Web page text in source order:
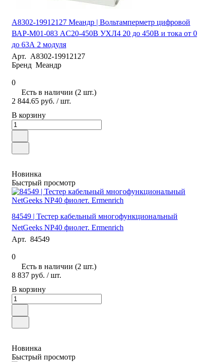
A8302-19912127 Меандр | Вольтамперметр цифровой
ВАР-М01-083 AC20-450В УХЛ4 20 до 450В и тока от 0
до 63А 2 модуля
Арт. A8302-19912127
Бренд Меандр
0
Есть в наличии (2 шт.)
2 844.65 руб. / шт.
В корзину
Новинка
Быстрый просмотр
84549 | Тестер кабельный многофункциональный
NetGeeks NP40 фиолет. Ermenrich
Арт. 84549
0
Есть в наличии (2 шт.)
8 837 руб. / шт.
В корзину
Новинка
Быстрый просмотр